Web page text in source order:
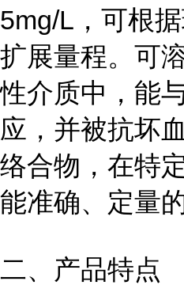
5mg/L ，可根
扩展量程。可
性介质中，能
应，并被抗坏
络合物，在特
能准确、定量
二、产品特点